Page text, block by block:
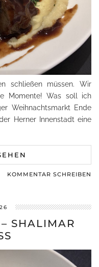
schließen müssen. Wir
Momente! Was soll ich
Weihnachtsmarkt Ende
Herner Innenstadt eine
KOMMENTAR SCHREIBEN
SHALIMAR